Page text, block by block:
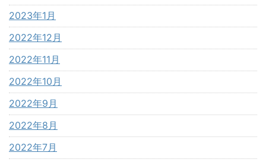
2023年1月
2022年12月
2022年11月
2022年10月
2022年9月
2022年8月
2022年7月